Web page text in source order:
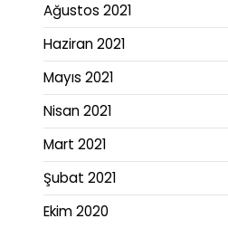
Ağustos 2021
Haziran 2021
Mayıs 2021
Nisan 2021
Mart 2021
Şubat 2021
Ekim 2020